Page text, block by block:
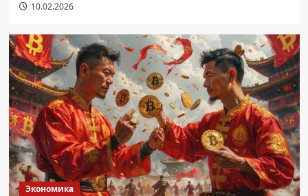
10.02.2026
Экономика